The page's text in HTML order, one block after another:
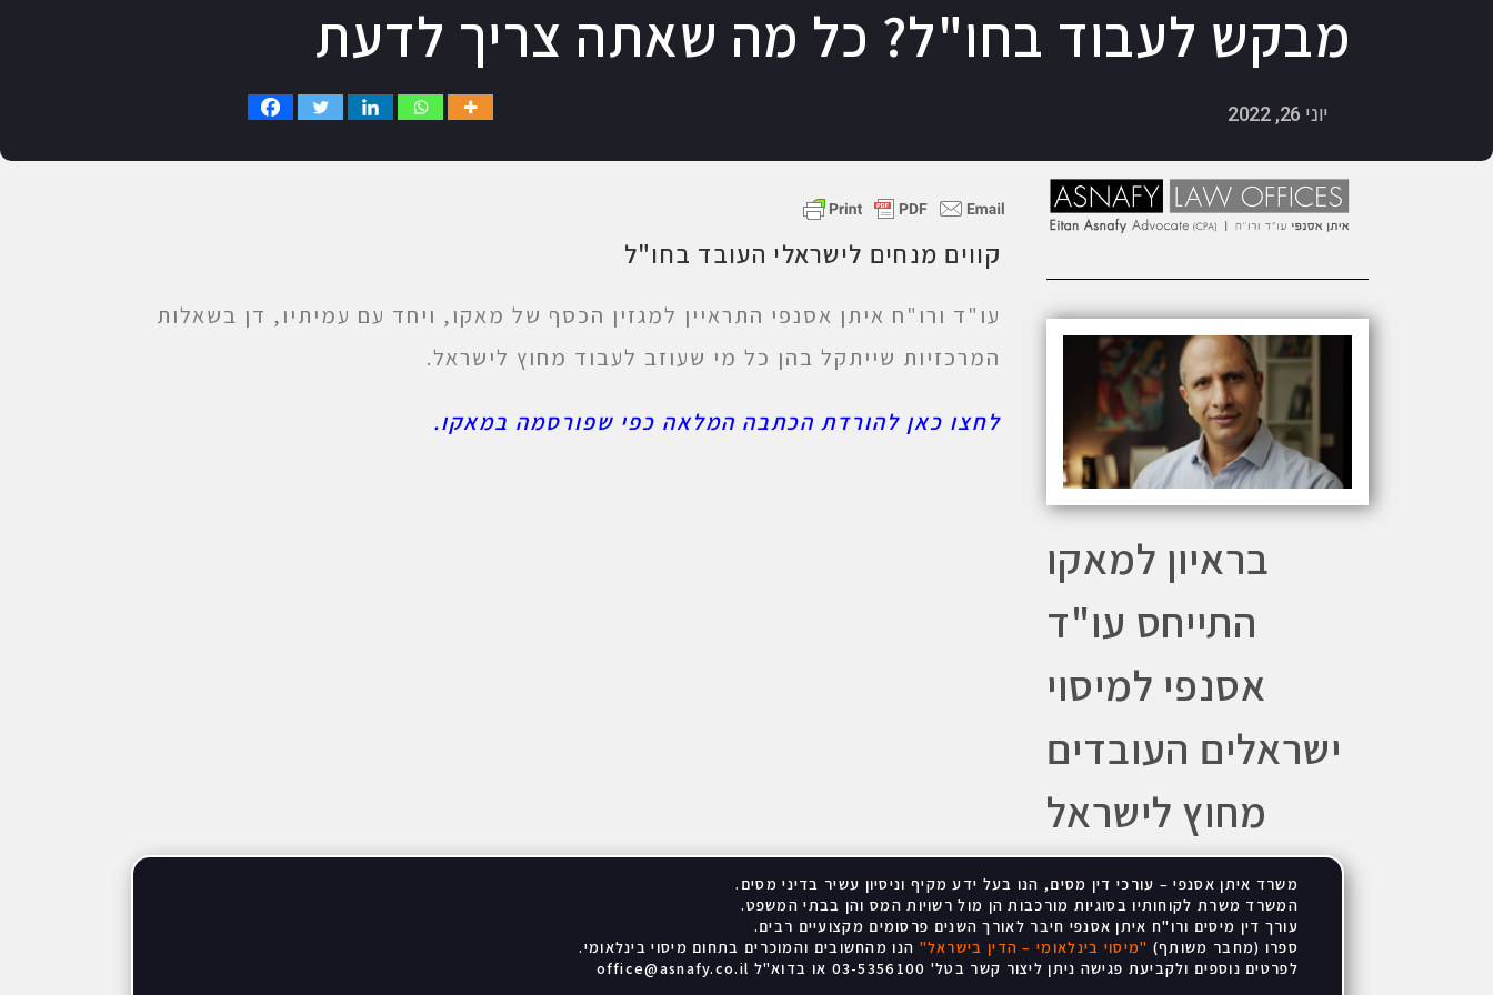
מבקש לעבוד בחו"ל? כל מה שאתה צריך לדעת
יוני 26, 2022
בראיון למאקו
התייחס עו"ד
אסנפי למיסוי
ישראלים העובדים
מחוץ לישראל
קווים מנחים לישראלי העובד בחו"ל
עו"ד ורו"ח איתן אסנפי התראיין למגזין הכסף של מאקו, ויחד עם עמיתיו, דן בשאלות
המרכזיות שייתקל בהן כל מי שעוזב לעבוד מחוץ לישראל.
לחצו כאן להורדת הכתבה המלאה כפי שפורסמה במאקו.
משרד איתן אסנפי – עורכי דין מסים, הנו בעל ידע מקיף וניסיון עשיר בדיני מסים .
המשרד משרת לקוחותיו בסוגיות מורכבות הן מול רשויות המס והן בבתי המשפט.
עורך דין מיסים ורו"ח איתן אסנפי חיבר לאורך השנים פרסומים מקצועיים רבים.
ספרו (מחבר משותף) "מיסוי בינלאומי – הדין בישראל" הנו מהחשובים והמוכרים בתחום מיסוי בינלאומי.
לפרטים נוספים ולקביעת פגישה ניתן ליצור קשר בטל' 03-5356100 או בדוא"ל
office@asnafy.co.il